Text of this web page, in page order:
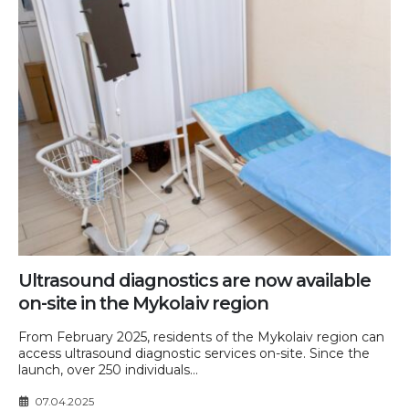
Ultrasound diagnostics are now available
on-site in the Mykolaiv region
From February 2025, residents of the Mykolaiv region can
access ultrasound diagnostic services on-site. Since the
launch, over 250 individuals...
07.04.2025